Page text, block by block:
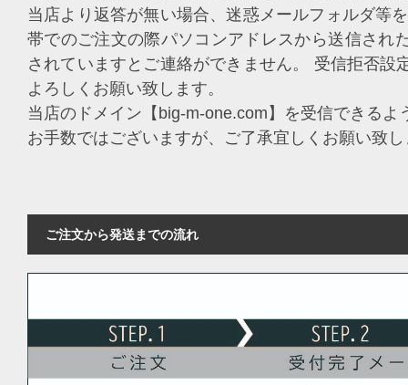
当店より返答が無い場合、迷惑メールフォルダ等
帯でのご注文の際パソコンアドレスから送信され
されていますとご連絡ができません。 受信拒否設
よろしくお願い致します。
当店のドメイン【big-m-one.com】を受信できるよ
お手数ではございますが、ご了承宜しくお願い致
ご注文から発送までの流れ